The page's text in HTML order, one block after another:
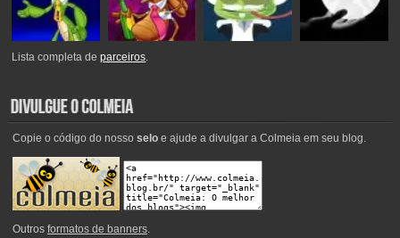
Lista completa deparceiros.
Copie o código do nosso seloe ajude a divulgar a Colmeia em seu blog.
Outros formatos de banners.